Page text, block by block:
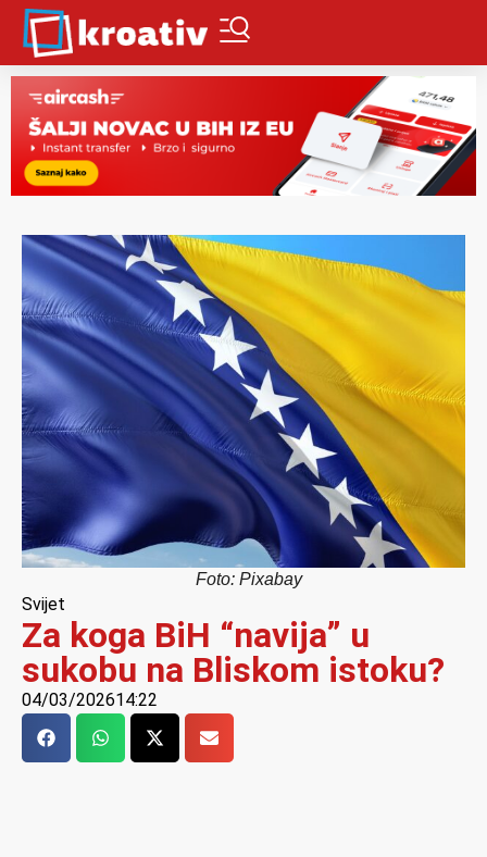
Foto: Pixabay
Svijet
Za koga BiH “navija” u
sukobu na Bliskom istoku?
04/03/202614:22